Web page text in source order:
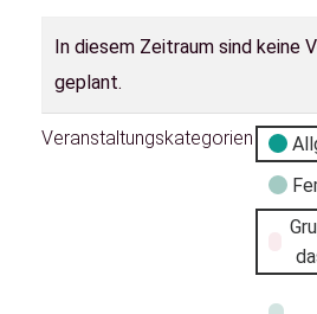
In diesem Zeitraum sind keine
geplant.
Veranstaltungskategorien